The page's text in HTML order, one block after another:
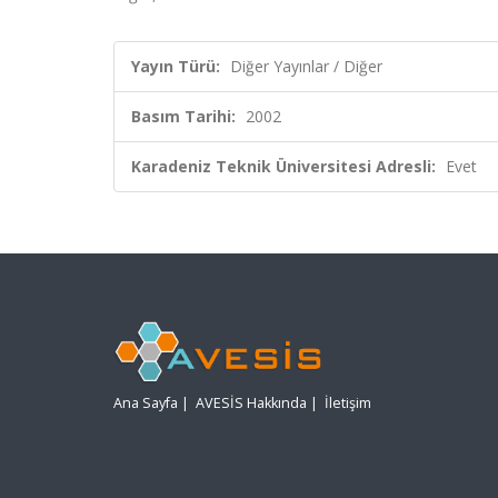
Yayın Türü: Diğer Yayınlar / Diğer
Basım Tarihi: 2002
Karadeniz Teknik Üniversitesi Adresli: Evet
Ana Sayfa | AVESİS Hakkında | İletişim